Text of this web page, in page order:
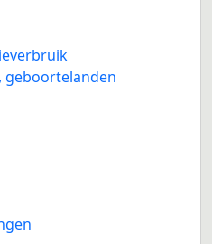
geboortelanden